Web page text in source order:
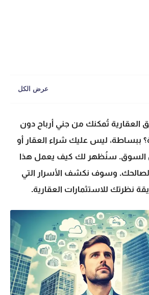
العقارية تُمكنك من جني أرباح دون
ببساطة، ليس عليك شراء العقار أو
السوق. سنُظهر لك كيف يعمل هذا
لصالحك. وسوف نكشف الأسرار التي
نظرتك للاستثمارات العقارية.